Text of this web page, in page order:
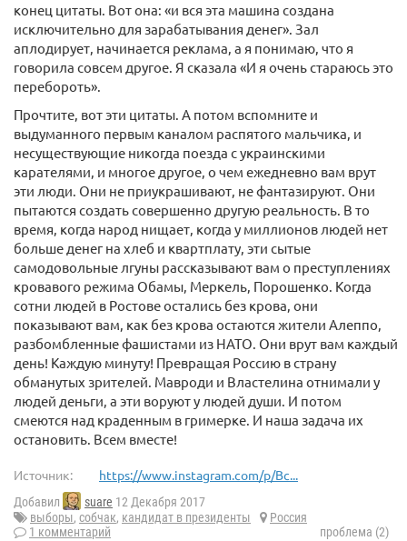
конец цитаты. Вот она: «и вся эта машина создана
исключительно для зарабатывания денег». Зал
аплодирует, начинается реклама, а я понимаю, что я
говорила совсем другое. Я сказала «И я очень стараюсь это
перебороть».
Прочтите, вот эти цитаты. А потом вспомните и
выдуманного первым каналом распятого мальчика, и
несуществующие никогда поезда с украинскими
карателями, и многое другое, о чем ежедневно вам врут
эти люди. Они не приукрашивают, не фантазируют. Они
пытаются создать совершенно другую реальность. В то
время, когда народ нищает, когда у миллионов людей нет
больше денег на хлеб и квартплату, эти сытые
самодовольные лгуны рассказывают вам о преступлениях
кровавого режима Обамы, Меркель, Порошенко. Когда
сотни людей в Ростове остались без крова, они
показывают вам, как без крова остаются жители Алеппо,
разбомбленные фашистами из НАТО. Они врут вам каждый
день! Каждую минуту! Превращая Россию в страну
обманутых зрителей. Мавроди и Властелина отнимали у
людей деньги, а эти воруют у людей души. И потом
смеются над краденным в гримерке. И наша задача их
остановить. Всем вместе!
Источник: https://www.instagram.com/p/Bc...
Добавил suare 12 Декабря 2017
выборы, собчак, кандидат в президенты
Россия
1 комментарий
проблема (2)